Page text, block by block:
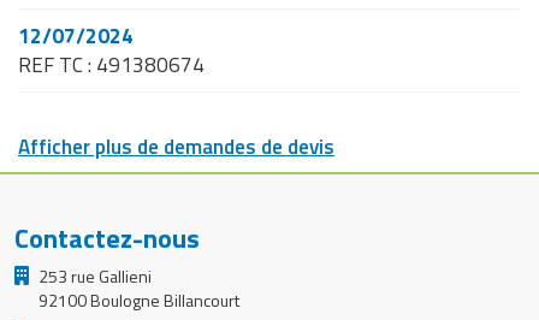
12/07/2024
REF TC : 491380674
Afficher plus de demandes de devis
Contactez-nous
253 rue Gallieni
92100 Boulogne Billancourt